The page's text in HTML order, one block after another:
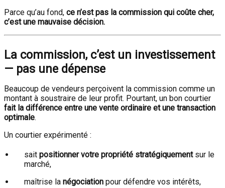
Parce qu’au fond, ce n’est pas la commission qui coûte cher,
c’est une mauvaise décision.
La commission, c’est un investissement
— pas une dépense
Beaucoup de vendeurs perçoivent la commission comme un
montant à soustraire de leur profit. Pourtant, un bon courtier
fait la différence entre une vente ordinaire et une transaction
optimale.
Un courtier expérimenté :
sait positionner votre propriété stratégiquementsur le
marché,
maîtrise la négociation pour défendre vos intérêts,